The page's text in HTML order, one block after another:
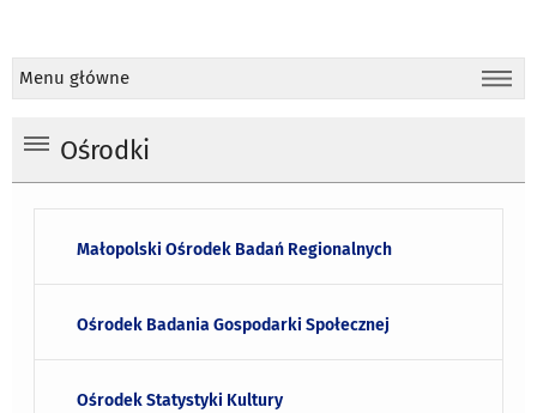
Menu główne
Ośrodki
Małopolski Ośrodek Badań Regionalnych
Ośrodek Badania Gospodarki Społecznej
Ośrodek Statystyki Kultury